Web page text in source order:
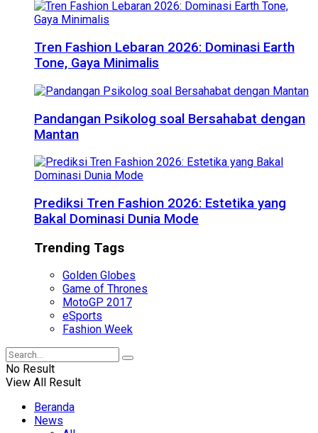
Tren Fashion Lebaran 2026: Dominasi Earth
Tone, Gaya Minimalis
Pandangan Psikolog soal Bersahabat dengan
Mantan
Prediksi Tren Fashion 2026: Estetika yang
Bakal Dominasi Dunia Mode
Trending Tags
Golden Globes
Game of Thrones
MotoGP 2017
eSports
Fashion Week
No Result
View All Result
Beranda
News